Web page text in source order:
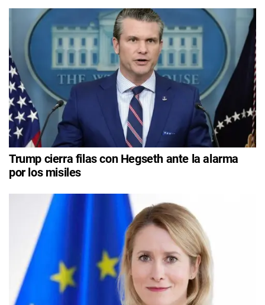
Trump cierra filas con Hegseth ante la alarma
por los misiles